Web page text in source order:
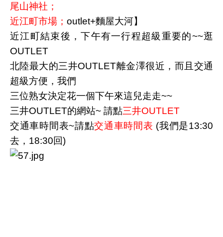
尾山神社 ；
近江町市場 ； outlet+麵屋大河】
近江町結束後，下午有一行程超級重要的~~逛
OUTLET
北陸最大的三井OUTLET離金澤很近，而且交通
超級方便，我們
三位熟女決定花一個下午來這兒走走~~
三井OUTLET的網站~ 請點三井OUTLET
交通車時間表~請點交通車時間表 (我們是13:30
去，18:30回)